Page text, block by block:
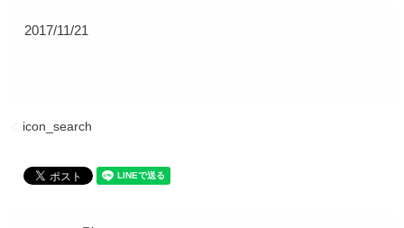
2017/11/21
icon_search